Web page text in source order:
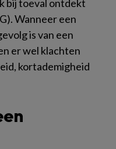
bij toeval ontdekt
Wanneer een
is van een
er wel klachten
kortademigheid